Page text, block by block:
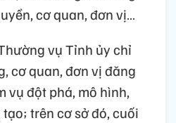
cơ quan, đơn vị…
vụ Tỉnh ủy chỉ
cơ quan, đơn vị đăng
vụ đột phá, mô hình,
trên cơ sở đó, cuối